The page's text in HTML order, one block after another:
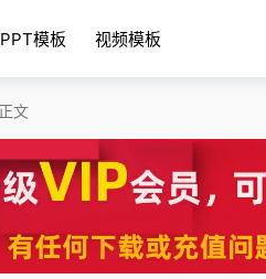
PPT模板 视频模板
正文